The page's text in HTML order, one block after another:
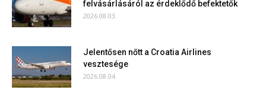
felvásárlásáról az érdeklődő befektetők
2026.08.03.
Jelentősen nőtt a Croatia Airlines
vesztesége
2026.08.04.